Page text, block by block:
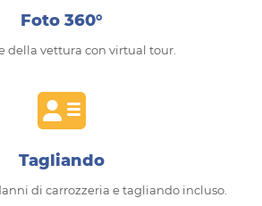
Foto 360°
della vettura con virtual tour.
Tagliando
di carrozzeria e tagliando incluso.